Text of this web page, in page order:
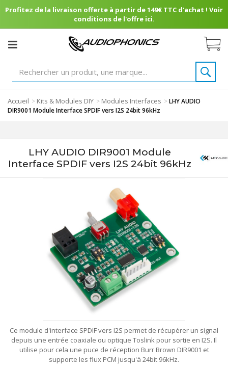
Profitez de la livraison offerte à partir de 149€ TTC d'achat ! Voir
conditions de l'offre ici.
Accueil > Kits & Modules DIY > Modules Interfaces >LHY AUDIO
DIR9001 Module Interface SPDIF vers I2S 24bit 96kHz
LHY AUDIO DIR9001 Module
Interface SPDIF vers I2S 24bit 96kHz
Ce module d'interface SPDIF vers I2S permet de récupérer un signal
depuis une entrée coaxiale ou optique Toslink pour sortie en I2S. Il
utilise pour cela une puce de réception Burr Brown DIR9001 et
supporte les flux PCM jusqu'à 24bit 96kHz.